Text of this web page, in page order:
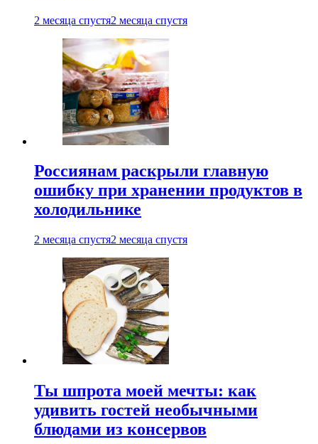
2 месяца спустя2 месяца спустя
Россиянам раскрыли главную
ошибку при хранении продуктов в
холодильнике
2 месяца спустя2 месяца спустя
Ты шпрота моей мечты: как
удивить гостей необычными
блюдами из консервов